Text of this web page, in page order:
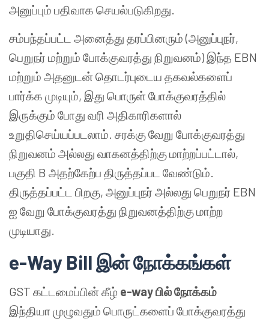
அனுப்பும் பதிவாக செயல்படுகிறது.
சம்பந்தப்பட்ட அனைத்து தரப்பினரும் (அனுப்புநர்,
பெறுநர் மற்றும் போக்குவரத்து நிறுவனம்) இந்த EBN
மற்றும் அதனுடன் தொடர்புடைய தகவல்களைப்
பார்க்க முடியும், இது பொருள் போக்குவரத்தில்
இருக்கும் போது வரி அதிகாரிகளால்
உறுதிசெய்யப்படலாம். சரக்கு வேறு போக்குவரத்து
நிறுவனம் அல்லது வாகனத்திற்கு மாற்றப்பட்டால்,
பகுதி B அதற்கேற்ப திருத்தப்பட வேண்டும்.
திருத்தப்பட்ட பிறகு, அனுப்புநர் அல்லது பெறுநர் EBN
ஐ வேறு போக்குவரத்து நிறுவனத்திற்கு மாற்ற
முடியாது.
e-Way Bill இன் நோக்கங்கள்
GST கட்டமைப்பின் கீழ் e-way பில் நோக்கம்
இந்தியா முழுவதும் பொருட்களைப் போக்குவரத்து